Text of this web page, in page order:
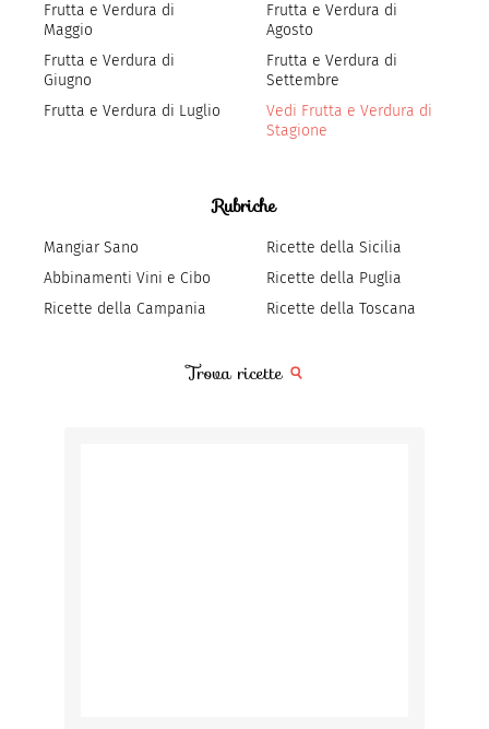
Frutta e Verdura di
Maggio
Frutta e Verdura di
Giugno
Frutta e Verdura di Luglio
Frutta e Verdura di
Agosto
Frutta e Verdura di
Settembre
Vedi Frutta e Verdura di
Stagione
Rubriche
Mangiar Sano
Abbinamenti Vini e Cibo
Ricette della Campania
Ricette della Sicilia
Ricette della Puglia
Ricette della Toscana
Trova ricette